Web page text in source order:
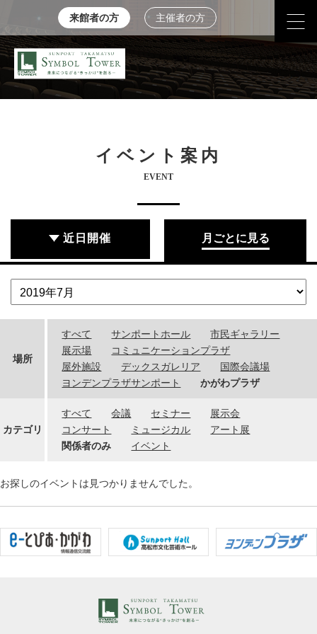
来館者の方 主催者の方
イベント案内
EVENT
近日開催 月ごとに見る
場所
すべて サンポートホール
市民ギャラリー
展示場
コミュニケーションプラザ
屋外施設
デックスガレリア
国際会議場
ヨンデンプラザサンポート
かがわプラザ
カテゴリ
すべて 会議 セミナー
展示会
コンサート
ミュージカル
アート展
関係者のみ
イベント
お探しのイベントは見つかりませんでした。